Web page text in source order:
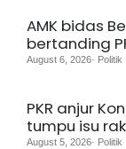
AMK bidas
bertanding
August 6, 2026· Politik
PKR anjur
tumpu isu
August 5, 2026· Politik